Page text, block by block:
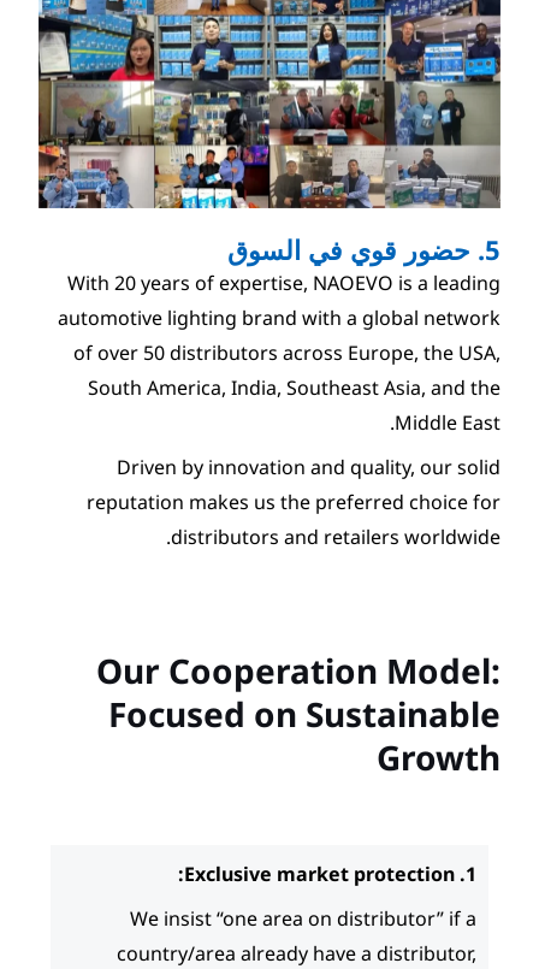
With 20 years of expertise,
automotive lighting brand
of over 50 distributors
South America, India,
Driven by innovation
reputation makes us the
distributors and
Our
Focused on
We insist “one area
country/area already